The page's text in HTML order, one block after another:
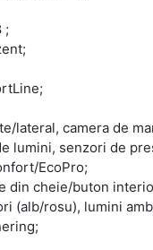
;
lateral, camera de
lumini, senzori de
EcoPro;
din cheie/buton
(alb/rosu), lumini